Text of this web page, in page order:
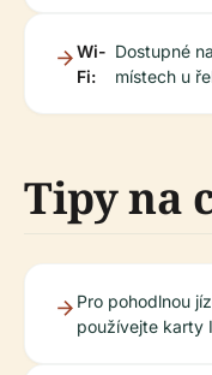
Wi-
Fi:
Dostupné
místech u
Tipy na
Pro pohodlnou
používejte karty